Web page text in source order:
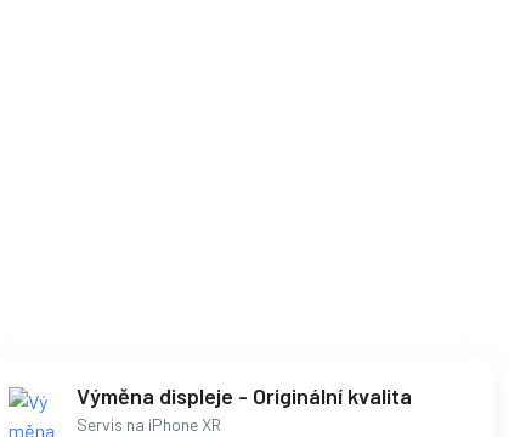
Výměna displeje - Originální kvalita
Servis na iPhone XR